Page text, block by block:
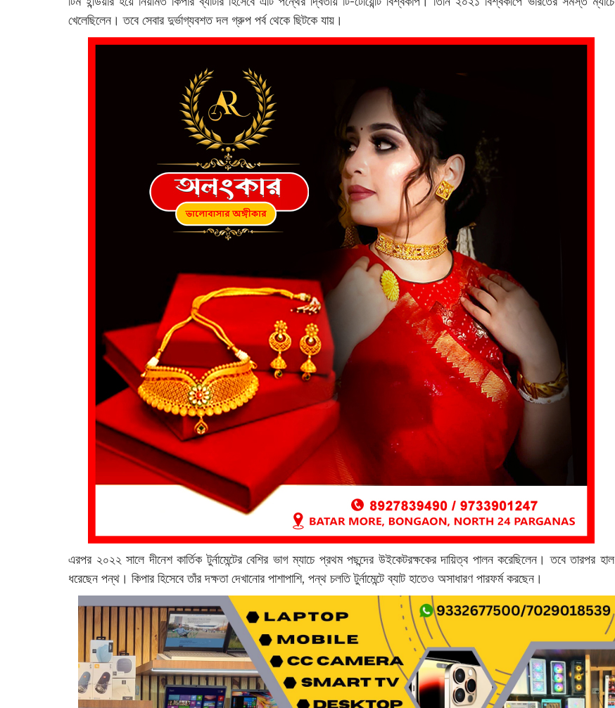
খেলেছিলেন। তবে সেবার দুর্ভাগ্যবশত দল গ্রুপ পর্ব থেকে ছিটকে যায়।
এরপর ২০২২ সালে দীনেশ কার্তিক টুর্নামেন্টের বেশির ভাগ ম্যাচে প্রথম পছন্দের উইকেটরক্ষকের দায়িত্ব পালন করেছিলেন। তবে তারপর হাল
ধরেছেন পন্থ। কিপার হিসেবে তাঁর দক্ষতা দেখানোর পাশাপাশি, পন্থ চলতি টুর্নামেন্টে ব্যাট হাতেও অসাধারণ পারফর্ম করছেন।